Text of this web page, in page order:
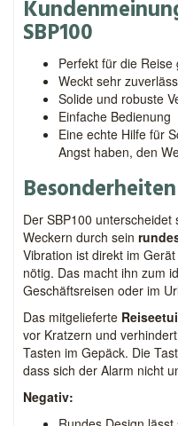
SBP100
Perfekt für die Reise
Weckt sehr
Solide und robuste
Einfache Bedienung
Eine echte Hilfe für
Angst haben, den
Der SBP100
Weckern durch sein
Vibration ist direkt im
nötig. Das macht ihn zum
Geschäftsreisen oder im
Das mitgelieferte Reiseetui
vor Kratzern und
Tasten im Gepäck. Die
dass sich der Alarm nicht
Negativ: